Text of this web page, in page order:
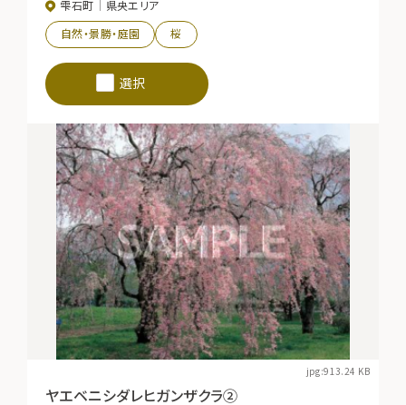
雫石町
県央エリア
自然・景勝・庭園
桜
選択
jpg:913.24 KB
ヤエベニシダレヒガンザクラ②